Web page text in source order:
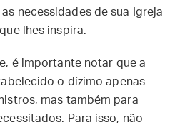
necessidades de sua Igreja
lhes inspira.
é importante notar que a
o dízimo apenas
mas também para
Para isso, não